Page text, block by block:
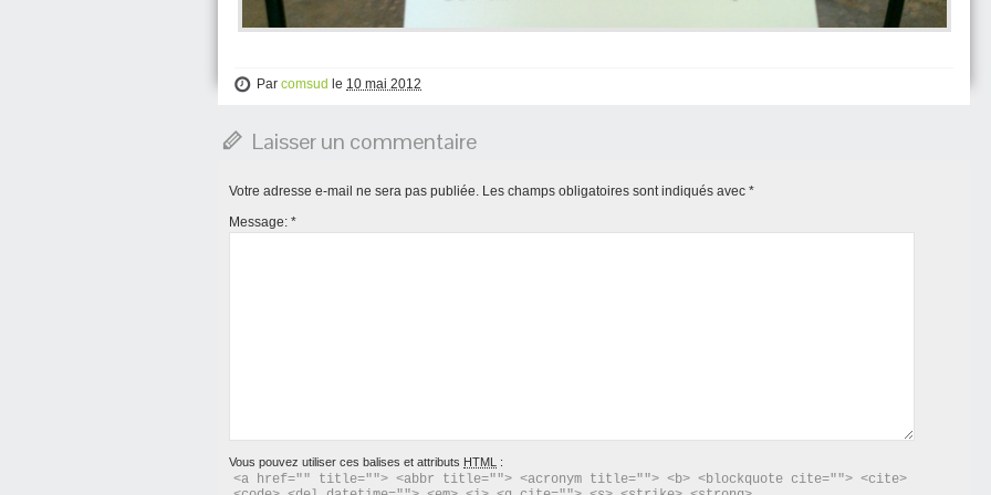
Par comsud le 10 mai 2012
Laisser un commentaire
Votre adresse e-mail ne sera pas publiée. Les champs obligatoires sont indiqués avec *
Message: *
Vous pouvez utiliser ces balises et attributs HTML :
<a href="" title=""> <abbr title=""> <acronym title=""> <b> <blockquote cite=""> <cite>